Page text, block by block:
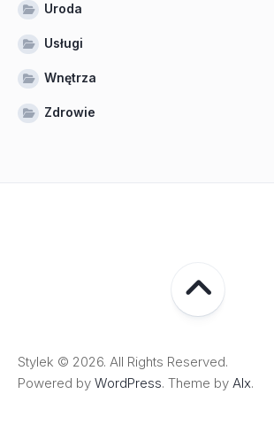
Uroda
Usługi
Wnętrza
Zdrowie
Stylek © 2026. All Rights Reserved.
Powered by WordPress. Theme by Alx.